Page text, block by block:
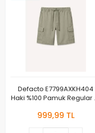
Defacto E7799AXKH404
Haki %100 Pamuk Regular
Cepli Haki Bermuda Şort
999,99 TL